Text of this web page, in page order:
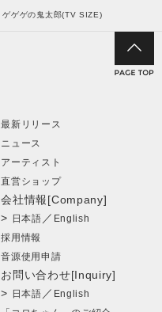
ゲゲゲの鬼太郎(TV SIZE)
最新リリース
ニュース
アーティスト
直営ショップ
会社情報[Company]
> 日本語 ／ English
採用情報
音源使用申請
お問い合わせ[Inquiry]
> 日本語 ／ English